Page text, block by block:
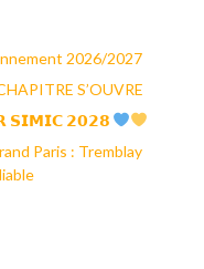
2026/2027
S’OUVRE
𝗦𝗜𝗠𝗜𝗖 𝟮𝟬𝟮𝟴
Paris : Tremblay